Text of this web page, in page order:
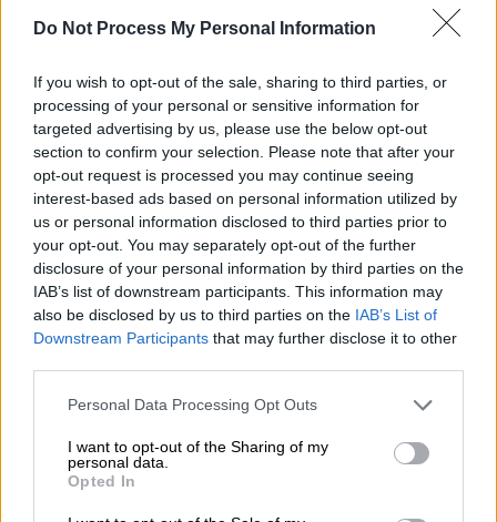
Do Not Process My Personal Information
If you wish to opt-out of the sale, sharing to third parties, or
processing of your personal or sensitive information for
targeted advertising by us, please use the below opt-out
section to confirm your selection. Please note that after your
opt-out request is processed you may continue seeing
interest-based ads based on personal information utilized by
us or personal information disclosed to third parties prior to
your opt-out. You may separately opt-out of the further
disclosure of your personal information by third parties on the
IAB’s list of downstream participants. This information may
also be disclosed by us to third parties on the IAB’s List of
Downstream Participants that may further disclose it to other
Please note that this website/app uses one or more Google
not limited to your visit or usage behaviour. You may click to
grant or deny consent to Google and its third-party tags to
use your data for below specified purposes in below Google
consent section.
Personal Data Processing Opt Outs
I want to opt-out of the Sharing of my
personal data.
Opted In
Επίθεση με τσεκούρι σε σούπερ μάρκετ
Αποπειράθηκε να αυτοκτονήσει ο
δράστης
Ο δράστης έστρεψε αργότερα το τσεκούρι
εναντίον του εαυτού του και τραυματίστηκε
σοβαρά